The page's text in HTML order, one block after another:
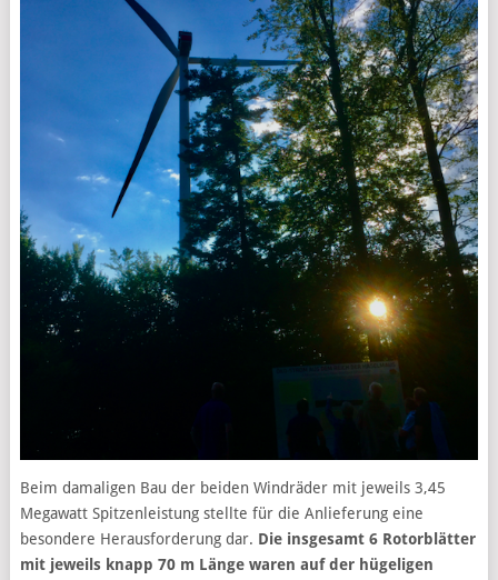
Beim damaligen Bau der beiden Windräder mit jeweils 3,45
Megawatt Spitzenleistung stellte für die Anlieferung eine
besondere Herausforderung dar. Die insgesamt 6 Rotorblätter
mit jeweils knapp 70 m Länge waren auf der hügeligen